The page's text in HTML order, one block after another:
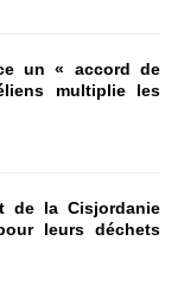
un « accord de
multiplie les
de la Cisjordanie
leurs déchets